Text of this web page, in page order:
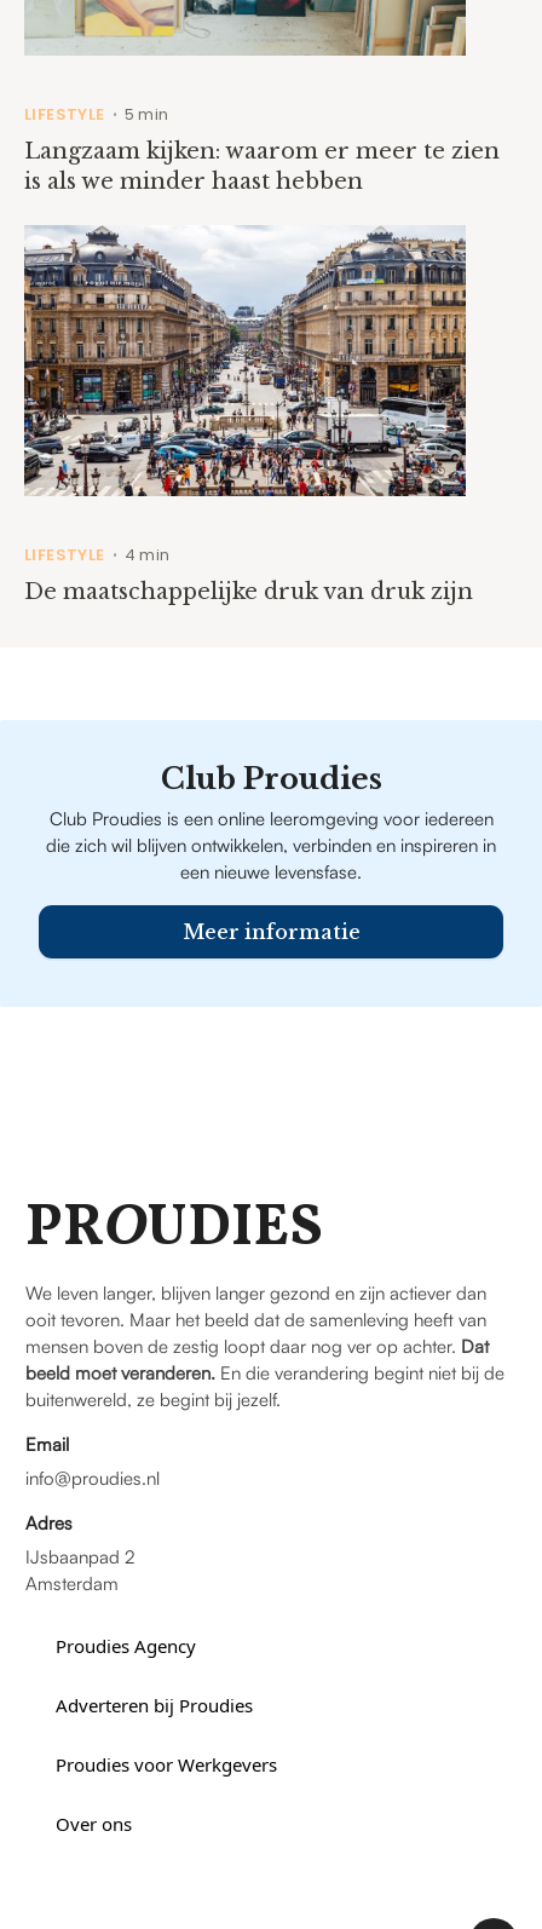
LIFESTYLE • 5 min
Langzaam kijken: waarom er meer te zien
is als we minder haast hebben
LIFESTYLE • 4 min
De maatschappelijke druk van druk zijn
Club Proudies
Club Proudies is een online leeromgeving voor iedereen
die zich wil blijven ontwikkelen, verbinden en inspireren in
een nieuwe levensfase.
Meer informatie
PROUDIES
We leven langer, blijven langer gezond en zijn actiever dan
ooit tevoren. Maar het beeld dat de samenleving heeft van
mensen boven de zestig loopt daar nog ver op achter. Dat
beeld moet veranderen. En die verandering begint niet bij de
buitenwereld, ze begint bij jezelf.
Email
info@proudies.nl
Adres
IJsbaanpad 2
Amsterdam
Proudies Agency
Adverteren bij Proudies
Proudies voor Werkgevers
Over ons